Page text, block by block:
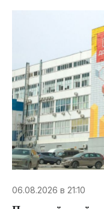
06.08.2026 в 21:10